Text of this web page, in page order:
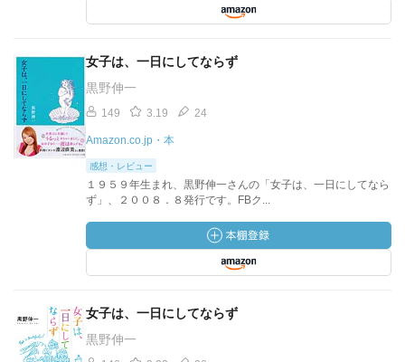
女子は、一日にしてならず
黒野伸一
149 3.19 24
Amazon.co.jp・本
感想・レビュー
１９５９年生まれ、黒野伸一さんの「女子は、一日にしてなら
ず」、２００８．８発行です。FBク...
女子は、一日にしてならず
黒野伸一